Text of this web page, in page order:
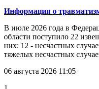
Информация о
В июле 2026 года в
области поступило 22
них: 12 - несчастных
тяжелых несчастных
06 августа 2026 11:05